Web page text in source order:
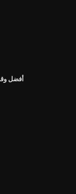
أفضل